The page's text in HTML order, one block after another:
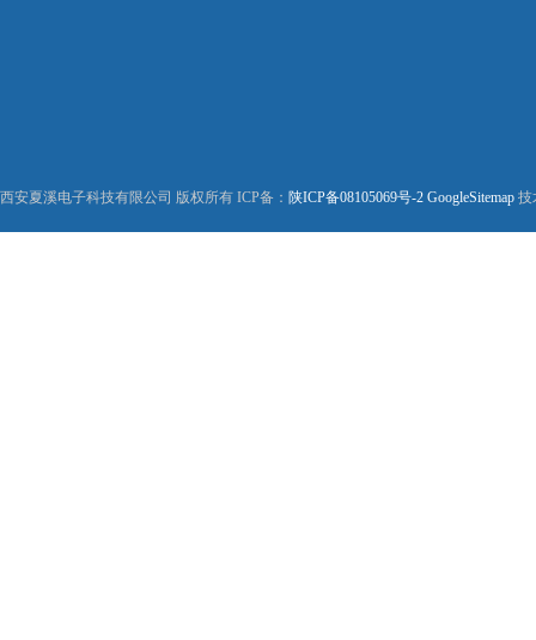
西安夏溪电子科技有限公司 版权所有 ICP备： 陕ICP备08105069号-2 GoogleSitemap 技